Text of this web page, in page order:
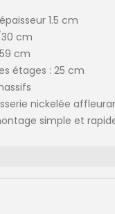
1.5 cm
cm
cm
étages : 25 cm
nickelée
simple et